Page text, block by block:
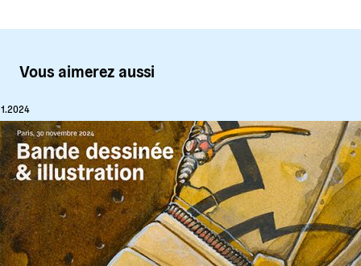
Vous aimerez aussi